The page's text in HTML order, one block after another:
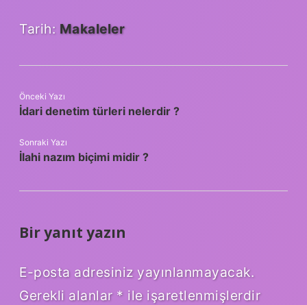
Tarih: Makaleler
Önceki Yazı
İdari denetim türleri nelerdir ?
Sonraki Yazı
İlahi nazım biçimi midir ?
Bir yanıt yazın
E-posta adresiniz yayınlanmayacak.
Gerekli alanlar * ile işaretlenmişlerdir